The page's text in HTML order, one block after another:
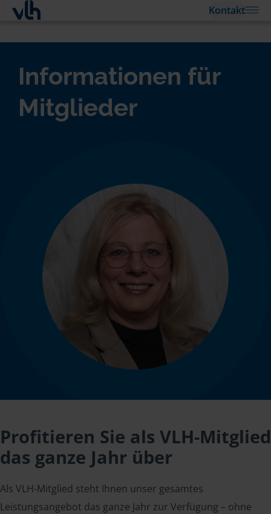
Kontakt
Informationen für
Mitglieder
Profitieren Sie als VLH-Mitglied
das ganze Jahr über
Als VLH-Mitglied steht Ihnen unser gesamtes
Leistungsangebot das ganze Jahr zur Verfügung – ohne